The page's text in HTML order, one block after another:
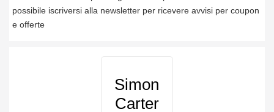
possibile iscriversi alla newsletter per ricevere avvisi per coupon
e offerte
Simon
Carter